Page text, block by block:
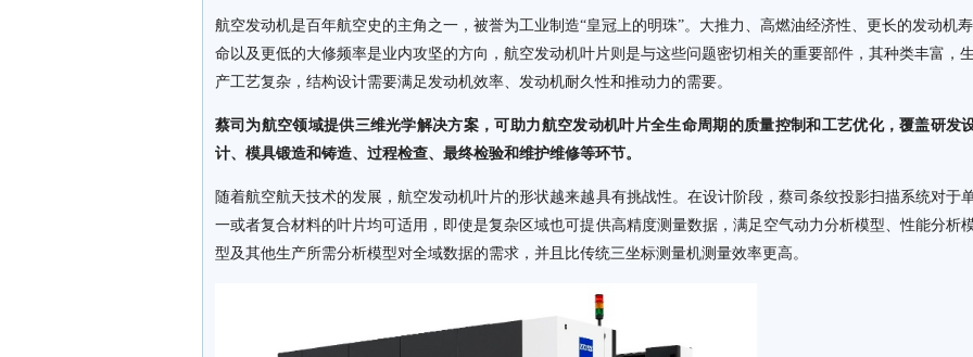
航空发动机是百年航空史的主角之一，被誉为工业制造“皇冠上的明珠”。大推力、高燃油经济性、更长的发动机寿
命以及更低的大修频率是业内攻坚的方向，航空发动机叶片则是与这些问题密切相关的重要部件，其种类丰富，生
产工艺复杂，结构设计需要满足发动机效率、发动机耐久性和推动力的需要。
蔡司为航空领域提供三维光学解决方案，可助力航空发动机叶片全生命周期的质量控制和工艺优化，覆盖研发
计、模具锻造和铸造、过程检查、最终检验和维护维修等环节。
随着航空航天技术的发展，航空发动机叶片的形状越来越具有挑战性。在设计阶段，蔡司条纹投影扫描系统对于
一或者复合材料的叶片均可适用，即使是复杂区域也可提供高精度测量数据，满足空气动力分析模型、性能分析
型及其他生产所需分析模型对全域数据的需求，并且比传统三坐标测量机测量效率更高。